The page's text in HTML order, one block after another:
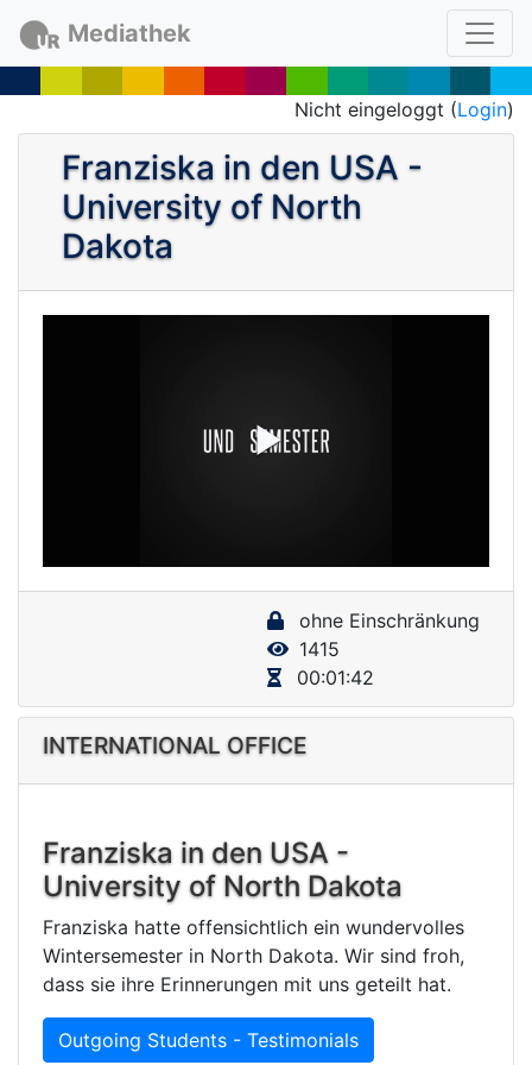
Mediathek
Nicht eingeloggt (Login)
Franziska in den USA -
University of North
Dakota
P
V
i
d
e
o
ohne Einschränkung
1415
00:01:42
INTERNATIONAL OFFICE
Franziska in den USA -
University of North Dakota
Franziska hatte offensichtlich ein wundervolles
Wintersemester in North Dakota. Wir sind froh,
dass sie ihre Erinnerungen mit uns geteilt hat.
Outgoing Students - Testimonials